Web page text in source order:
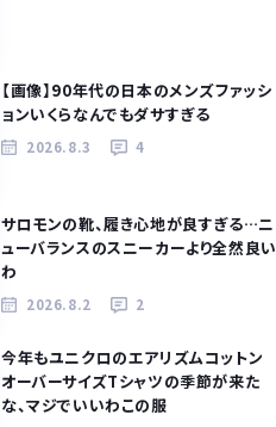
【画像】90年代の日本のメンズファッシ
ョンいくらなんでもダサすぎる
2026.8.3 4
サロモンの靴、履き心地が良すぎる…ニ
ューバランスのスニーカーより全然良い
わ
2026.8.2 2
今年もユニクロのエアリズムコットン
オーバーサイズTシャツの季節が来た
な、マジでいいわこの服